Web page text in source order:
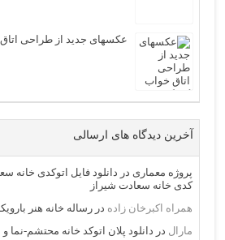
عکسهای جدید از طراحی
آخرین دیدگاه های ارسالی
پروژه معماری در دانلود فایل اتوکدی خانه
کدی خانه سعادت شیراز
همراه اکبرخان زاده دررساله خانه هنر
مارال در دانلود پلان اتوکد خانه محتشم-